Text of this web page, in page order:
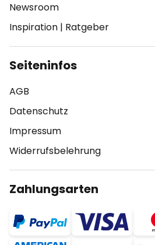
Newsroom
Inspiration | Ratgeber
Seiteninfos
AGB
Datenschutz
Impressum
Widerrufsbelehrung
Zahlungsarten